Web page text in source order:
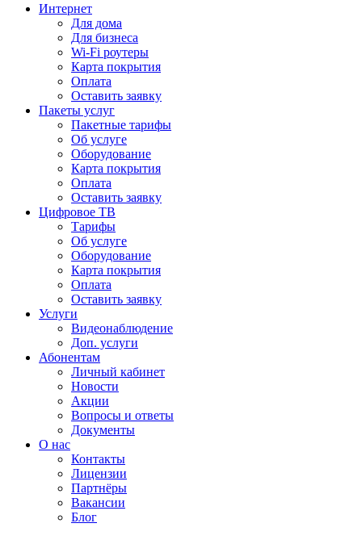
Интернет
Для дома
Для бизнеса
Wi-Fi роутеры
Карта покрытия
Оплата
Оставить заявку
Пакеты услуг
Пакетные тарифы
Об услуге
Оборудование
Карта покрытия
Оплата
Оставить заявку
Цифровое ТВ
Тарифы
Об услуге
Оборудование
Карта покрытия
Оплата
Оставить заявку
Услуги
Видеонаблюдение
Доп. услуги
Абонентам
Личный кабинет
Новости
Акции
Вопросы и ответы
Документы
О нас
Контакты
Лицензии
Партнёры
Вакансии
Блог